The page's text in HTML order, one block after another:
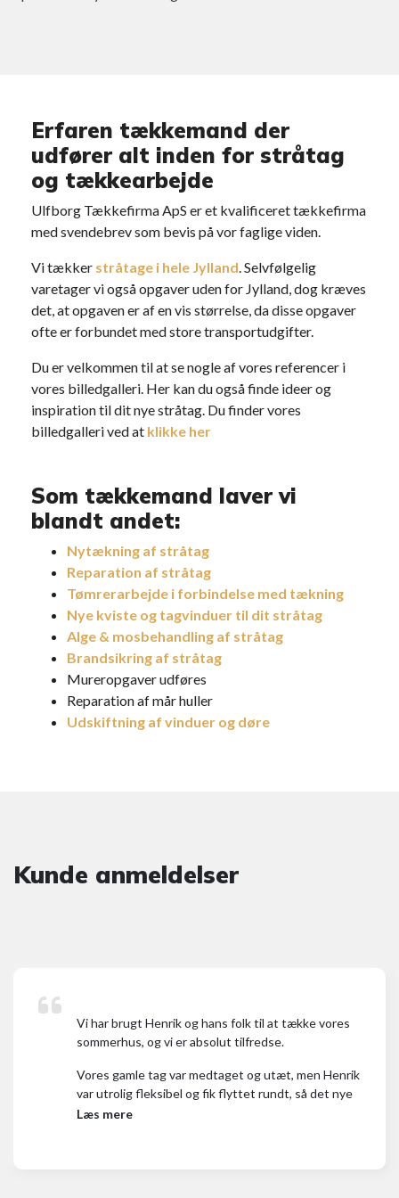
Erfaren tækkemand der
udfører alt inden for stråtag
og tækkearbejde
Ulfborg Tækkefirma ApS er et kvalificeret tækkefirma
med svendebrev som bevis på vor faglige viden.
Vi tækker stråtage i hele Jylland. Selvfølgelig
varetager vi også opgaver uden for Jylland, dog kræves
det, at opgaven er af en vis størrelse, da disse opgaver
ofte er forbundet med store transportudgifter.
Du er velkommen til at se nogle af vores referencer i
vores billedgalleri. Her kan du også finde ideer og
inspiration til dit nye stråtag. Du finder vores
billedgalleri ved at klikke her
Som tækkemand laver vi
blandt andet:
Nytækning af stråtag
Reparation af stråtag
Tømrerarbejde i forbindelse med tækning
Nye kviste og tagvinduer til dit stråtag
Alge & mosbehandling af stråtag
Brandsikring af stråtag
Mureropgaver udføres
Reparation af mår huller
Udskiftning af vinduer og døre
Kunde anmeldelser
Vi har brugt Henrik og hans folk til at tække vores
sommerhus, og vi er absolut tilfredse.
Vores gamle tag var medtaget og utæt, men Henrik
var utrolig fleksibel og fik flyttet rundt, så det nye
tag kunne blive lavet akut.
Læs mere